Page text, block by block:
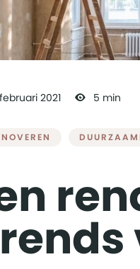
februari 2021 5 min